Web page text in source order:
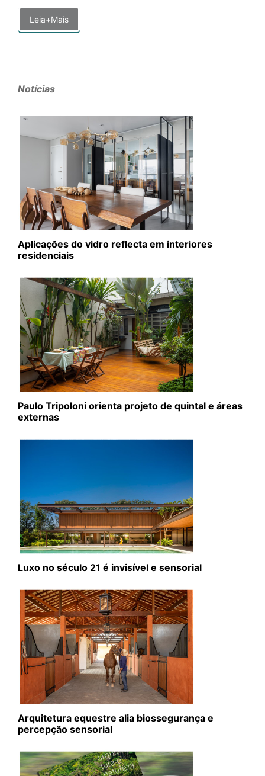
Leia+Mais
Notícias
Aplicações do vidro reflecta em interiores
residenciais
Paulo Tripoloni orienta projeto de quintal e áreas
externas
Luxo no século 21 é invisível e sensorial
Arquitetura equestre alia biossegurança e
percepção sensorial